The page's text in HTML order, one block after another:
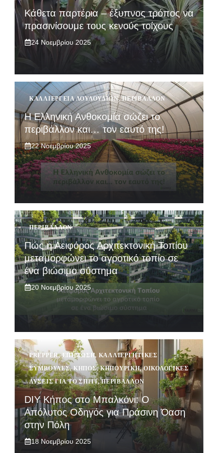
Κάθετα παρτέρια – έξυπνος τρόπος να
πρασινίσουμε τους κενούς τοίχους
24 Νοεμβρίου 2025
ΚΑΛΛΙΈΡΓΕΙΑ ΛΟΥΛΟΥΔΙΏΝ,ΠΕΡΙΒΆΛΛΟΝ
Η Ελληνική Ανθοκομία σώζει το
περιβάλλον και… τον εαυτό της!
22 Νοεμβρίου 2025
ΠΕΡΙΒΆΛΛΟΝ
Πώς η Αειφόρος Αρχιτεκτονική Τοπίου
μεταμορφώνει το αγροτικό τοπίο σε
ένα βιώσιμο σύστημα
20 Νοεμβρίου 2025
PREPPER,ΕΠΙΒΙΩΣΗ, ΚΑΛΛΙΕΡΓΗΤΙΚΈΣ
ΣΥΜΒΟΥΛΈΣ,ΚΉΠΟΣ,ΚΗΠΟΥΡΙΚΉ,ΟΙΚΟΛΟΓΙΚΈΣ
ΛΎΣΕΙΣ ΓΙΑ ΤΟ ΣΠΊΤΙ,ΠΕΡΙΒΆΛΛΟΝ
DIY Κήπος στο Μπαλκόνι: Ο
Απόλυτος Οδηγός για Πράσινη Όαση
στην Πόλη
18 Νοεμβρίου 2025